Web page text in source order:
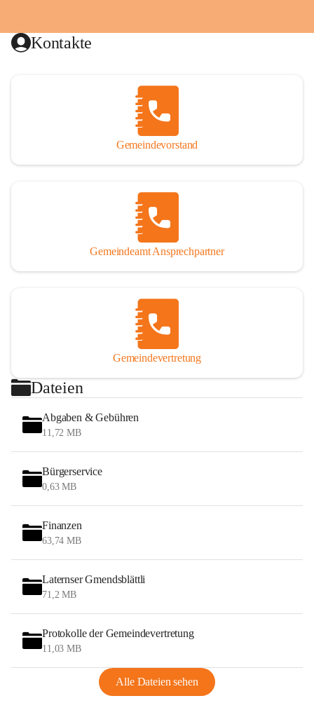
Kontakte
Gemeindevorstand
Gemeindeamt Ansprechpartner
Gemeindevertretung
Dateien
Abgaben & Gebühren
11,72 MB
Bürgerservice
0,63 MB
Finanzen
63,74 MB
Laternser Gmendsblättli
71,2 MB
Protokolle der Gemeindevertretung
11,03 MB
Alle Dateien sehen